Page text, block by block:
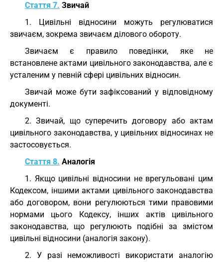
Стаття 7. Звичай
1. Цивільні відносини можуть регулюватися
звичаєм, зокрема звичаєм ділового обороту.
Звичаєм є правило поведінки, яке не
встановлене актами цивільного законодавства, але є
усталеним у певній сфері цивільних відносин.
Звичай може бути зафіксований у відповідному
документі.
2. Звичай, що суперечить договору або актам
цивільного законодавства, у цивільних відносинах не
застосовується.
Стаття 8. Аналогія
1. Якщо цивільні відносини не врегульовані цим
Кодексом, іншими актами цивільного законодавства
або договором, вони регулюються тими правовими
нормами цього Кодексу, інших актів цивільного
законодавства, що регулюють подібні за змістом
цивільні відносини (аналогія закону).
2. У разі неможливості використати аналогію